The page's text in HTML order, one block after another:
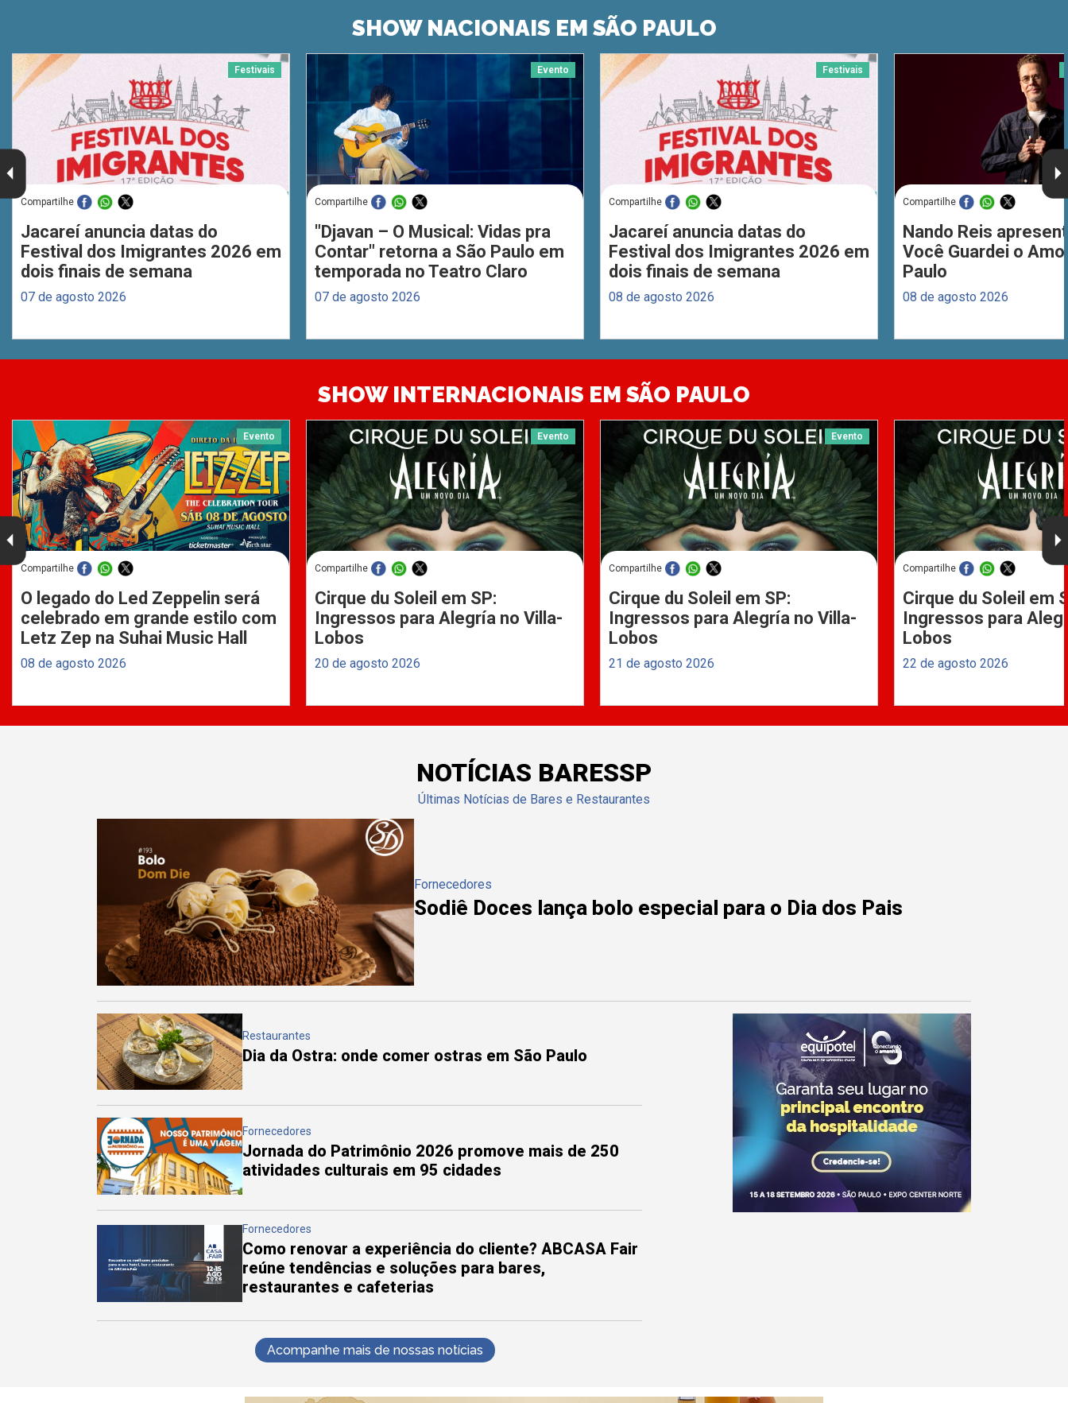
SHOW NACIONAIS EM SÃO PAULO
Festivais
Compartilhe
Jacareí anuncia datas do
Festival dos Imigrantes 2026 em
dois finais de semana
07 de agosto 2026
Evento
Compartilhe
"Djavan – O Musical: Vidas pra
Contar" retorna a São Paulo em
temporada no Teatro Claro
07 de agosto 2026
Festivais
Compartilhe
Jacareí anuncia datas do
Festival dos Imigrantes 2026 em
dois finais de semana
08 de agosto 2026
Compartilhe
Nando Reis
Você Guardei o
Paulo
08 de agosto 2026
SHOW INTERNACIONAIS EM SÃO PAULO
Evento
Compartilhe
O legado do Led Zeppelin será
celebrado em grande estilo com
Letz Zep na Suhai Music Hall
08 de agosto 2026
Evento
Compartilhe
Cirque du Soleil em SP:
Ingressos para Alegría no Villa-
Lobos
20 de agosto 2026
Evento
Compartilhe
Cirque du Soleil em SP:
Ingressos para Alegría no Villa-
Lobos
21 de agosto 2026
Compartilhe
Cirque du Soleil em
Ingressos para
Lobos
22 de agosto 2026
NOTÍCIAS BARESSP
Últimas Notícias de Bares e Restaurantes
Fornecedores
Sodiê Doces lança bolo especial para o Dia dos Pais
Restaurantes
Dia da Ostra: onde comer ostras em São Paulo
Fornecedores
Jornada do Patrimônio 2026 promove mais de 250
atividades culturais em 95 cidades
Fornecedores
Como renovar a experiência do cliente? ABCASA Fair
reúne tendências e soluções para bares,
restaurantes e cafeterias
Acompanhe mais de nossas notícias